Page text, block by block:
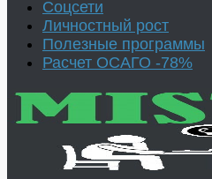
Соцсети
Личностный рост
Полезные программы
Расчет ОСАГО -78%